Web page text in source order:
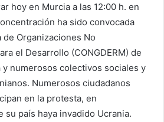
hoy en Murcia a las 12:00 h. en
ha sido convocada
Organizaciones No
el Desarrollo (CONGDERM) de
y numerosos colectivos sociales y
Numerosos ciudadanos
en la protesta, en
su país haya invadido Ucrania.